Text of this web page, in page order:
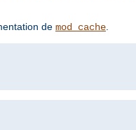
de mod_cache